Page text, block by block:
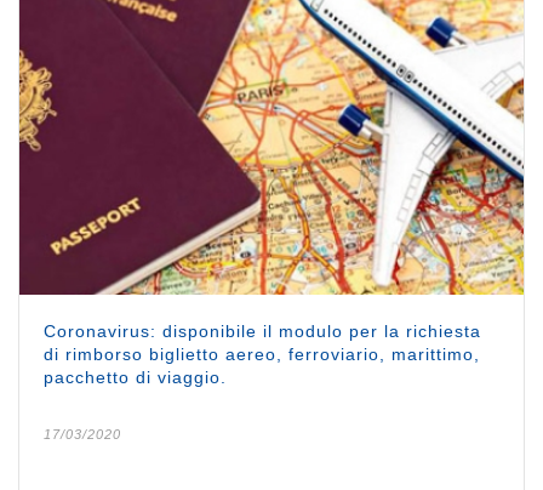
Coronavirus: disponibile il modulo per la richiesta
di rimborso biglietto aereo, ferroviario, marittimo,
pacchetto di viaggio.
17/03/2020